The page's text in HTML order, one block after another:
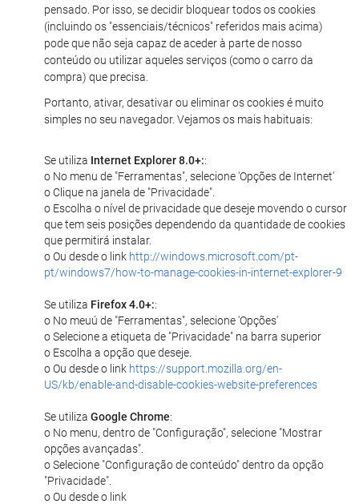
pensado. Por isso, se decidir bloquear todos os cookies
(incluindo os "essenciais/técnicos" referidos mais acima)
pode que não seja capaz de aceder à parte de nosso
conteúdo ou utilizar aqueles serviços (como o carro da
compra) que precisa.
Portanto, ativar, desativar ou eliminar os cookies é muito
simples no seu navegador. Vejamos os mais habituais:
Se utiliza Internet Explorer 8.0+::
o No menu de "Ferramentas", selecione 'Opções de Internet'
o Clique na janela de "Privacidade".
o Escolha o nível de privacidade que deseje movendo o cursor
que tem seis posições dependendo da quantidade de cookies
que permitirá instalar.
o Ou desde o link http://windows.microsoft.com/pt-
pt/windows7/how-to-manage-cookies-in-internet-explorer-9
Se utiliza Firefox 4.0+::
o No meuú de "Ferramentas", selecione 'Opções'
o Selecione a etiqueta de "Privacidade" na barra superior
o Escolha a opção que deseje.
o Ou desde o link https://support.mozilla.org/en-
US/kb/enable-and-disable-cookies-website-preferences
Se utiliza Google Chrome:
o No menu, dentro de "Configuração", selecione "Mostrar
opções avançadas".
o Selecione "Configuração de conteúdo" dentro da opção
"Privacidade".
o Ou desde o link